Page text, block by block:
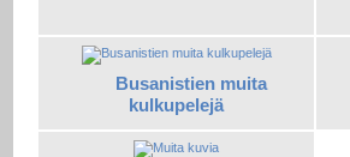
Busanistien muita
kulkupelejä